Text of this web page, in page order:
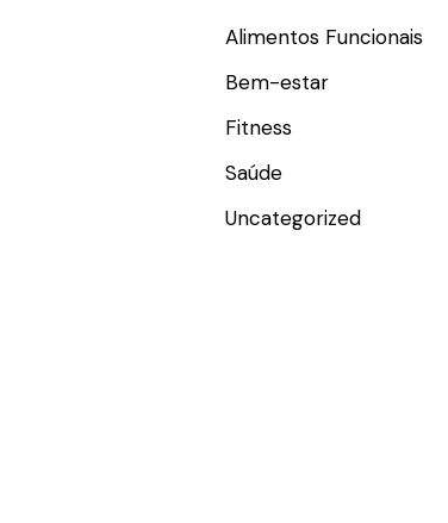
Alimentos Funcionais
Bem-estar
Fitness
Saúde
Uncategorized